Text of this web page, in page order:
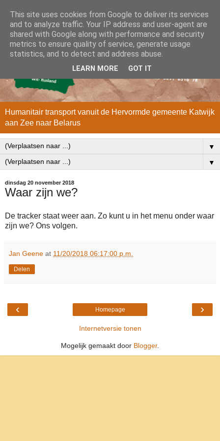
Humanitair transport vanuit de Hervormde gemeente Katwijk
aan Zee naar Belarus
▼
▼
dinsdag 20 november 2018
Waar zijn we?
De tracker staat weer aan. Zo kunt u in het menu onder waar
zijn we? Ons volgen.
Jan Geene at 11/20/2018 06:17:00 p.m.
Delen
‹ ›
Homepage
Internetversie tonen
Mogelijk gemaakt door Blogger.
This site uses cookies from Google to deliver its services
and to analyze traffic. Your IP address and user-agent are
shared with Google along with performance and security
metrics to ensure quality of service, generate usage
statistics, and to detect and address abuse.
LEARN MORE GOT IT